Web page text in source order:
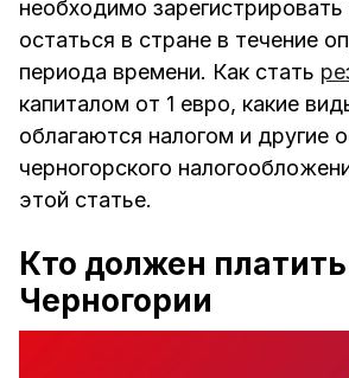
необходимо
остаться в стране в течение
периода времени. Как стать
капиталом от 1 евро, какие
облагаются налогом и другие
черногорского
этой статье.
Кто должен
Черногории